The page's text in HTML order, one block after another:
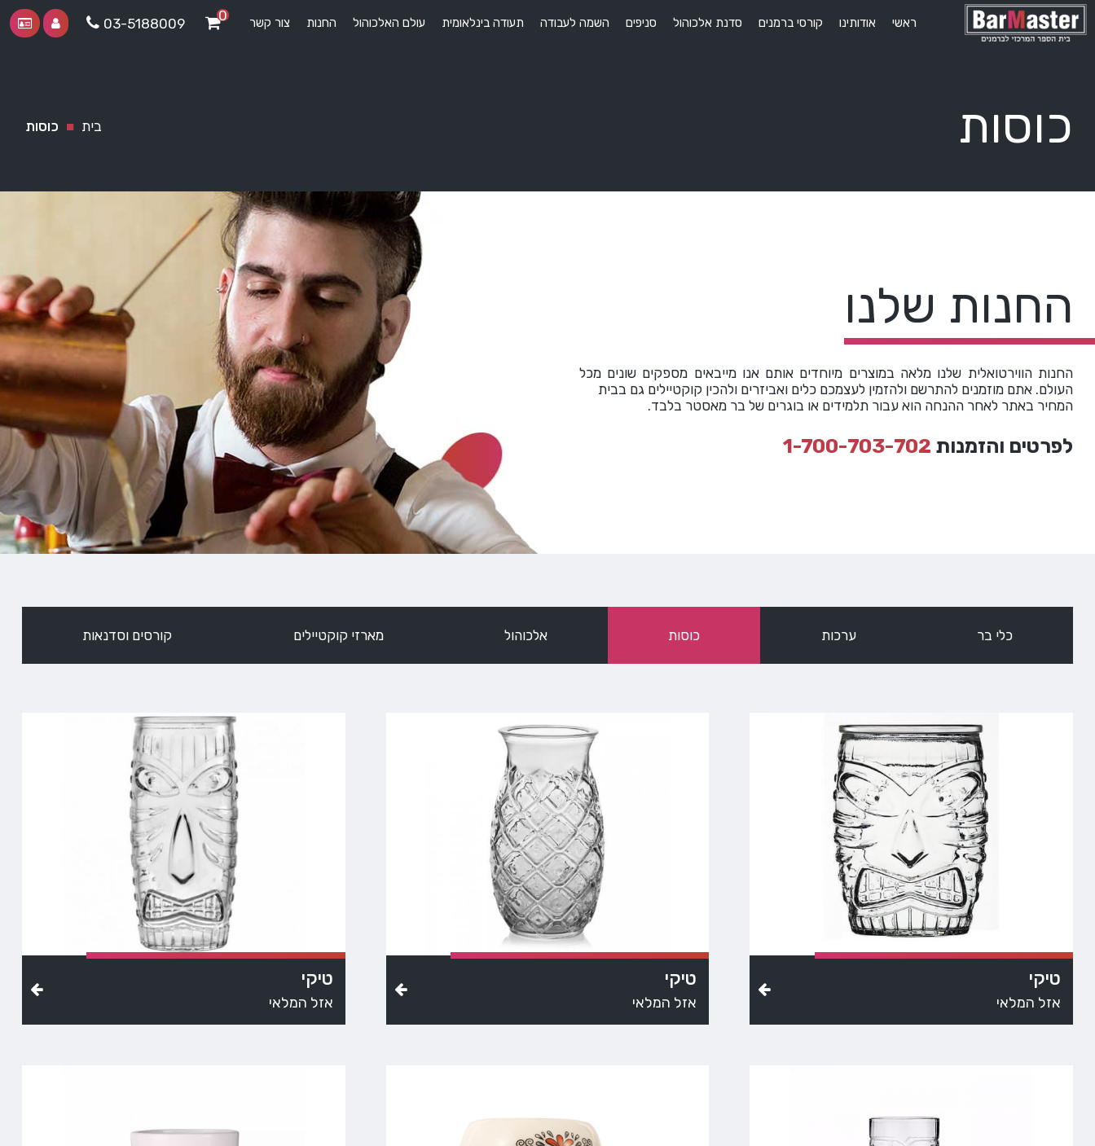
ראשי אודותינו קורסי ברמנים סדנת אלכוהול סניפים השמה לעבודה תעודה בינלאומית עולם האלכוהול החנות צור קשר 0
03-5188009
כוסות בית ■ כוסות
החנות שלנו
החנות הווירטואלית שלנו מלאה במוצרים מיוחדים אותם אנו מייבאים מספקים שונים מכל
העולם. אתם מוזמנים להתרשם ולהזמין לעצמכם כלים ואביזרים ולהכין קוקטיילים גם בבית
המחיר באתר לאחר ההנחה הוא עבור תלמידים או בוגרים של בר מאסטר בלבד.
לפרטים והזמנות 1-700-703-702
כלי בר ערכות כוסות אלכוהול מארזי קוקטיילים קורסים וסדנאות
טיקי
אזל המלאי
טיקי
אזל המלאי
טיקי
אזל המלאי